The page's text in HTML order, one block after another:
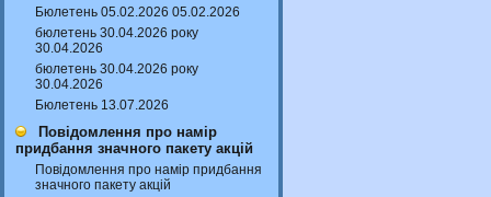
Бюлетень 05.02.2026 05.02.2026
бюлетень 30.04.2026 року
30.04.2026
бюлетень 30.04.2026 року
30.04.2026
Бюлетень 13.07.2026
Повідомлення про намір
придбання значного пакету акцій
Повідомлення про намір придбання
значного пакету акцій